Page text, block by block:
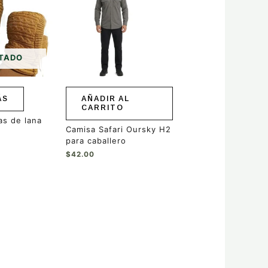
de lana
AÑADIR AL
CARRITO
Camisa Safari Oursky H2
para caballero
$42.00